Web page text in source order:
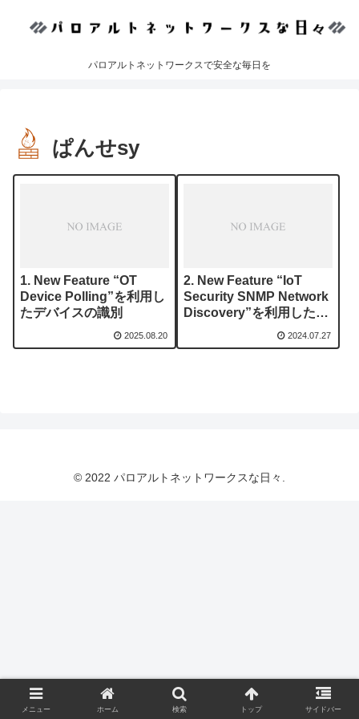
パロアルトネットワークスで安全な毎日を
ぱんせsy
New Feature “OT
Device Polling”を利用し
たデバイスの識別
2025.08.20
New Feature “IoT
Security SNMP Network
Discovery”を利用したデ
2024.07.27
© 2022 パロアルトネットワークスな日々.
メニュー ホーム 検索 トップ サイドバー